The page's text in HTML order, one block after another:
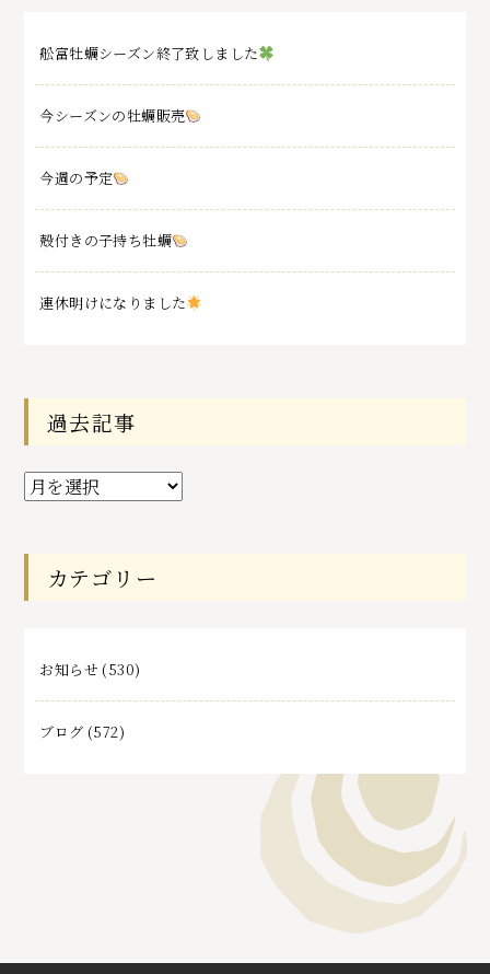
舩富牡蠣シーズン終了致しました
今シーズンの牡蠣販売
今週の予定
殻付きの子持ち牡蠣
連休明けになりました
過去記事
過
去
事
カテゴリー
お知らせ (530)
ブログ (572)